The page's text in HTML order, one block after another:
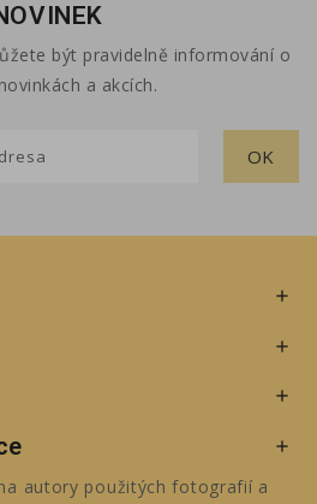
být pravidelně informování o
a akcích.




autory použitých fotografií a